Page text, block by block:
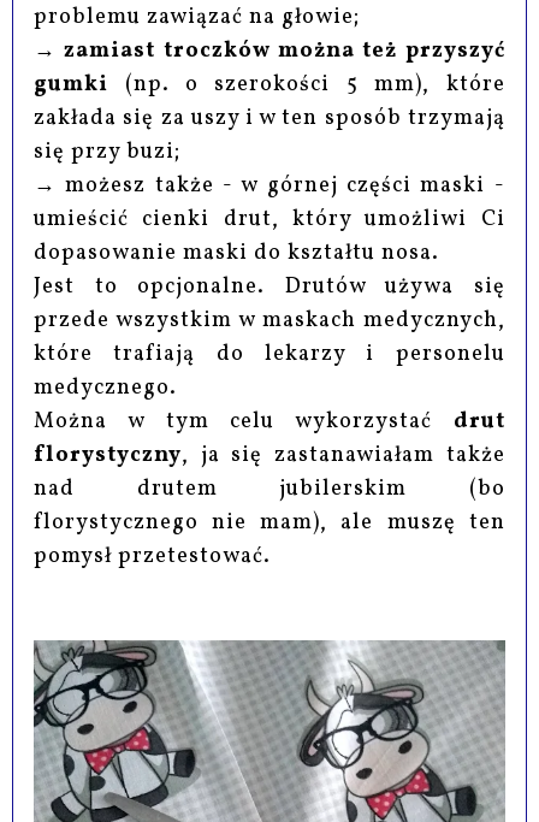
problemu zawiązać na głowie;
→ zamiast troczków można też przyszyć
gumki (np. o szerokości 5 mm), które
zakłada się za uszy i w ten sposób trzymają
się przy buzi;
→ możesz także - w górnej części maski -
umieścić cienki drut, który umożliwi Ci
dopasowanie maski do kształtu nosa.
Jest to opcjonalne. Drutów używa się
przede wszystkim w maskach medycznych,
które trafiają do lekarzy i personelu
medycznego.
Można w tym celu wykorzystać drut
florystyczny, ja się zastanawiałam także
nad drutem jubilerskim (bo
florystycznego nie mam), ale muszę ten
pomysł przetestować.